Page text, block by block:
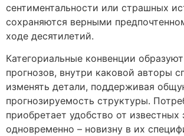
сентиментальности или страшных
сохраняются верными
ходе десятилетий.
Категориальные конвенции
прогнозов, внутри каковой авторы
изменять детали, поддерживая
прогнозируемость структуры.
приобретает удобство от известных
одновременно – новизну в их